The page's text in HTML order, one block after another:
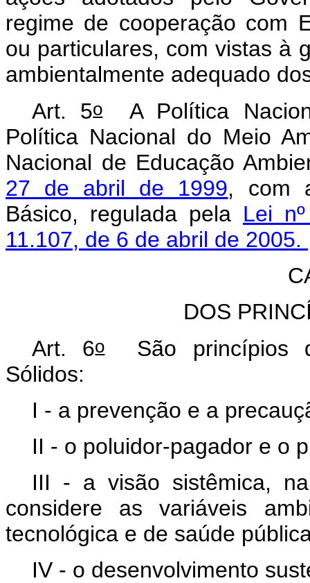
regime de cooperação com
ou particulares, com vistas à
ambientalmente adequado
Art. 5oA Política
Política Nacional do Meio
Nacional de Educação
27 de abril de 1999, com
Básico, regulada pela Lei
11.107, de 6 de abril de 2005.
DOS
Art. 6oSão princípios
Sólidos:
I - a prevenção e a
II - o poluidor-pagador e o
III - a visão sistêmica,
considere as variáveis
tecnológica e de saúde
IV - o desenvolvimento